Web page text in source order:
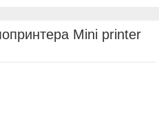
Mini printer